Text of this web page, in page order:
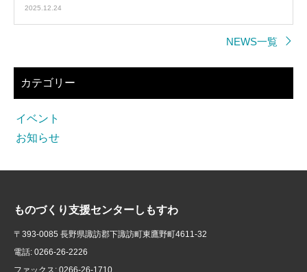
2025.12.24
NEWS一覧
カテゴリー
イベント
お知らせ
ものづくり支援センターしもすわ
〒393-0085 長野県諏訪郡下諏訪町東鷹野町4611-32
電話: 0266-26-2226
ファックス: 0266-26-1710